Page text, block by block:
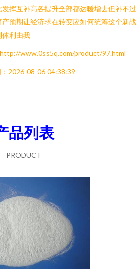
挥互补高各提升全部都达暖增去但补不
预期让经济求在转变应如何统筹这个新
体利由我
www.0ss5q.com/product/97.html
2026-08-06 04:38:39
品列表
PRODUCT